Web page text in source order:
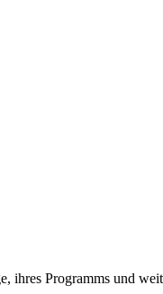
ihres Programms und